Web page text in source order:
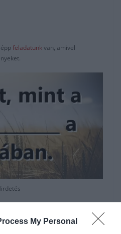
My Personal
feladatunkvan, amivel